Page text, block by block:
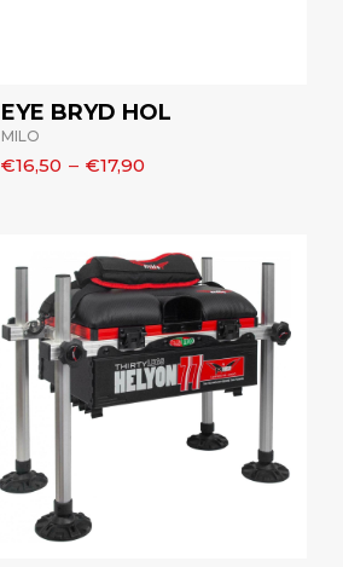
EYE BRYD HOL
MILO
€16,50 – €17,90